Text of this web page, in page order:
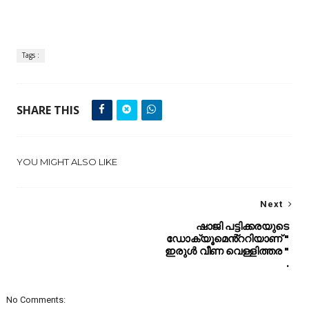
Tags :
SHARE THIS
YOU MIGHT ALSO LIKE
Next
ഷാജി പട്ടിക്കരയുടെ
ഡോക്യൂമെൻ്ററിയാണ് "
ഇരുൾ വീണ വെള്ളിത്തര "
.
No Comments: